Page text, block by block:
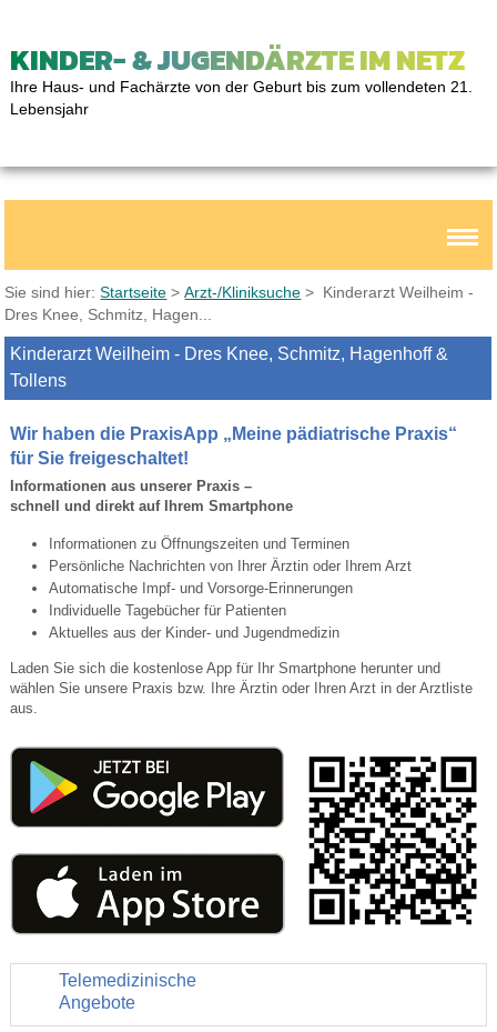
KINDER- & JUGENDÄRZTE IM NETZ
Ihre Haus- und Fachärzte von der Geburt bis zum vollendeten 21.
Lebensjahr
Sie sind hier:Startseite >Arzt-/Kliniksuche > Kinderarzt Weilheim -
Dres Knee, Schmitz, Hagen...
Kinderarzt Weilheim - Dres Knee, Schmitz, Hagenhoff &
Tollens
Wir haben die PraxisApp „Meine pädiatrische Praxis“
für Sie freigeschaltet!
Informationen aus unserer Praxis –
schnell und direkt auf Ihrem Smartphone
Informationen zu Öffnungszeiten und Terminen
Persönliche Nachrichten von Ihrer Ärztin oder Ihrem Arzt
Automatische Impf- und Vorsorge-Erinnerungen
Individuelle Tagebücher für Patienten
Aktuelles aus der Kinder- und Jugendmedizin
Laden Sie sich die kostenlose App für Ihr Smartphone herunter und
wählen Sie unsere Praxis bzw. Ihre Ärztin oder Ihren Arzt in der Arztliste
aus.
Telemedizinische
Angebote